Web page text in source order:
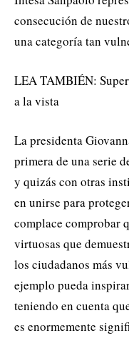
consecución de
una categoría tan
LEA TAMBIÉN:
a la vista
La presidenta
primera de una serie
y quizás con otras
en unirse para
complace comprobar
virtuosas que
los ciudadanos más
ejemplo pueda
teniendo en cuenta
es enormemente